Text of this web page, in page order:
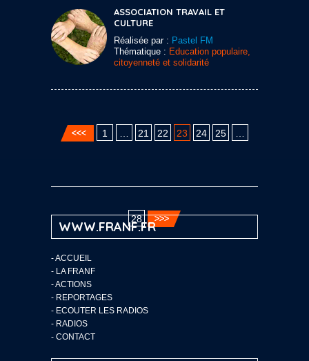
ASSOCIATION TRAVAIL ET
CULTURE
Réalisée par : Pastel FM
Thématique : Education populaire,
citoyenneté et solidarité
1 21 22 23 24 25
28
WWW.FRANF.FR
-ACCUEIL
- LA FRANF
-ACTIONS
- REPORTAGES
- ECOUTER LES RADIOS
- RADIOS
- CONTACT